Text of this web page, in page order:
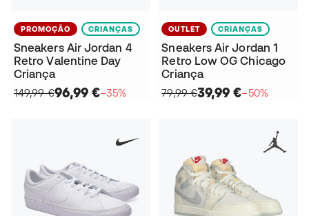
PROMOÇÃO CRIANÇAS
Sneakers Air Jordan 4
Retro Valentine Day
Criança
149,99 €96,99 €−35%
OUTLET CRIANÇAS
Sneakers Air Jordan 1
Retro Low OG Chicago
Criança
79,99 €39,99 €−50%